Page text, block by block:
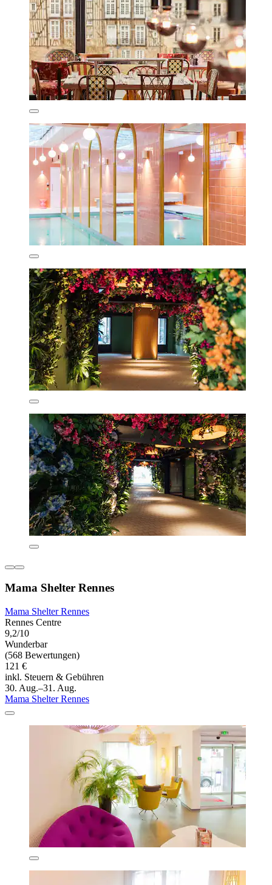
Mama Shelter Rennes
Mama Shelter Rennes
Rennes Centre
9,2/10
Wunderbar
(568 Bewertungen)
121 €
inkl. Steuern & Gebühren
30. Aug.–31. Aug.
Mama Shelter Rennes